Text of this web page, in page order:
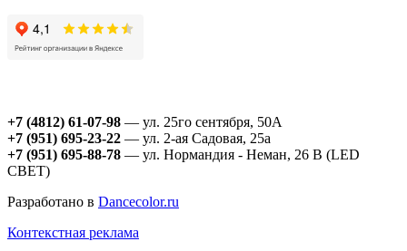
+7 (4812) 61-07-98 — ул. 25го сентября, 50А
+7 (951) 695-23-22 — ул. 2-ая Садовая, 25а
+7 (951) 695-88-78 — ул. Нормандия - Неман, 26 В (LED
СВЕТ)
Разработано в Dancecolor.ru
Контекстная реклама